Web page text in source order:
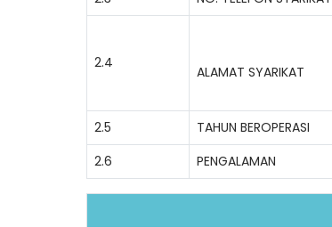
2.4
ALAMAT SYARIKAT
2.5 TAHUN BEROPERASI
2.6
PENGALAMAN